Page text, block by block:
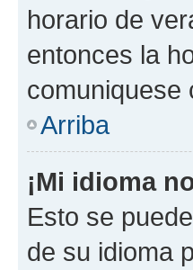
horario de
entonces la
comuniquese
Arriba
¡Mi idioma
Esto se
de su idioma